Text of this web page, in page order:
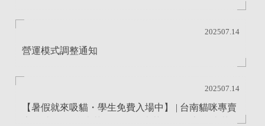
202507.14
營運模式調整通知
202507.14
【暑假就來吸貓・學生免費入場中】 | 台南貓咪專賣
店,台南貓舍,台南英長貓舍,台南英長貓買賣,台南英...